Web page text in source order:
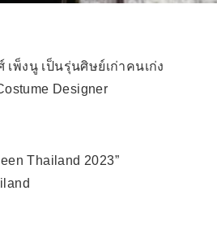
พ็งนู เป็นรุ่นศิษย์เก่าคนเก่ง
Designer
Thailand 2023”